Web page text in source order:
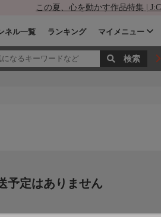
この夏、心を動かす作品特集 |
ネル一覧 ランキング マイメニュー
予定はありません